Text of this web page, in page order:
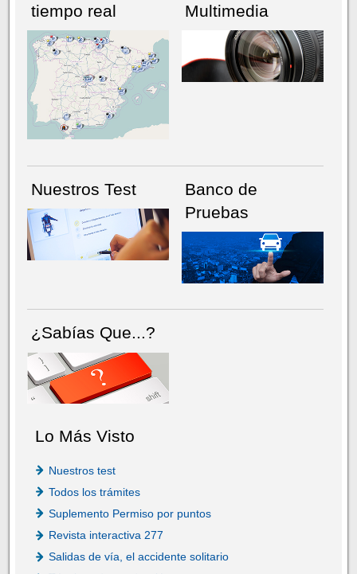
NÚMERO ACTUALHEMEROTECA
tiempo real
Multimedia
Nuestros Test
Banco de
Pruebas
¿Sabías Que...?
Lo Más Visto
Nuestros test
Todos los trámites
Suplemento Permiso por puntos
Revista interactiva 277
Salidas de vía, el accidente solitario